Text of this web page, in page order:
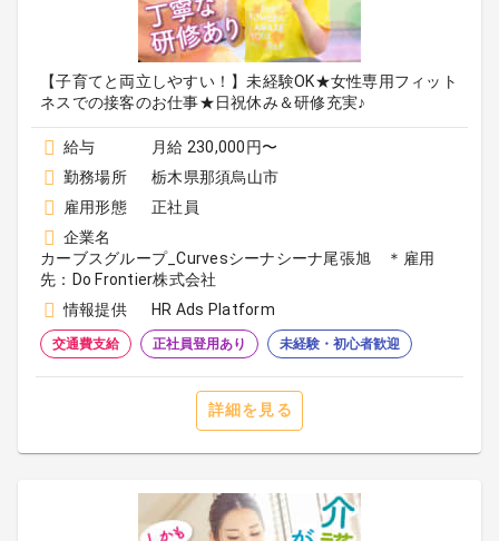
【子育てと両立しやすい！】未経験OK★女性専用フィット
ネスでの接客のお仕事★日祝休み＆研修充実♪
給与
月給 230,000円〜
勤務場所
栃木県那須烏山市
雇用形態
正社員
企業名
カーブスグループ_Curvesシーナシーナ尾張旭 ＊雇用
先：Do Frontier株式会社
情報提供
HR Ads Platform
交通費支給 正社員登用あり 未経験・初心者歓迎
詳細を見る